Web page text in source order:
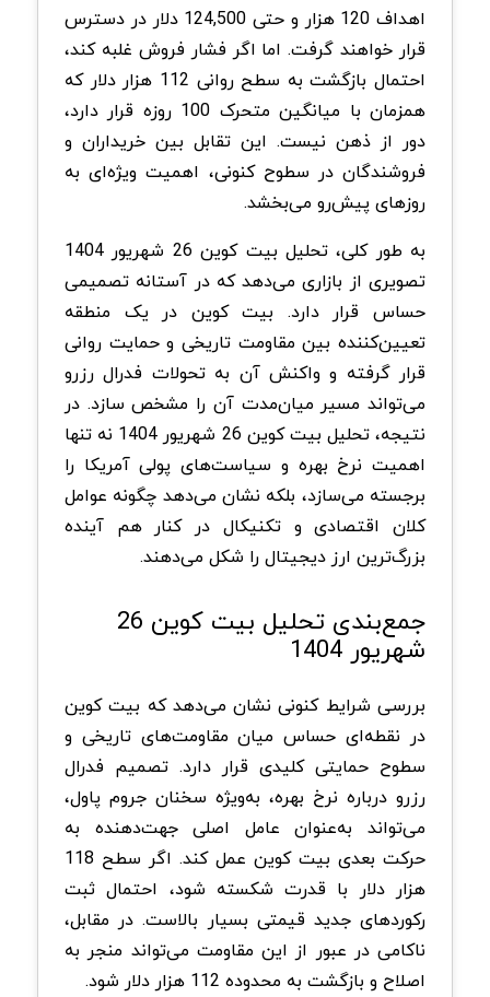
اهداف 120 هزار و حتی 124,500 دلار در دسترس
قرار خواهند گرفت. اما اگر فشار فروش غلبه کند،
احتمال بازگشت به سطح روانی 112 هزار دلار که
همزمان با میانگین متحرک 100 روزه قرار دارد،
دور از ذهن نیست. این تقابل بین خریداران و
فروشندگان در سطوح کنونی، اهمیت ویژه‌ای به
روزهای پیش‌رو می‌بخشد.
به طور کلی، تحلیل بیت کوین 26 شهریور 1404
تصویری از بازاری می‌دهد که در آستانه تصمیمی
حساس قرار دارد. بیت کوین در یک منطقه
تعیین‌کننده بین مقاومت تاریخی و حمایت روانی
قرار گرفته و واکنش آن به تحولات فدرال رزرو
می‌تواند مسیر میان‌مدت آن را مشخص سازد. در
نتیجه، تحلیل بیت کوین 26 شهریور 1404 نه تنها
اهمیت نرخ بهره و سیاست‌های پولی آمریکا را
برجسته می‌سازد، بلکه نشان می‌دهد چگونه عوامل
کلان اقتصادی و تکنیکال در کنار هم آینده
بزرگ‌ترین ارز دیجیتال را شکل می‌دهند.
جمع‌بندی تحلیل بیت کوین 26
شهریور 1404
بررسی شرایط کنونی نشان می‌دهد که بیت کوین
در نقطه‌ای حساس میان مقاومت‌های تاریخی و
سطوح حمایتی کلیدی قرار دارد. تصمیم فدرال
رزرو درباره نرخ بهره، به‌ویژه سخنان جروم پاول،
می‌تواند به‌عنوان عامل اصلی جهت‌دهنده به
حرکت بعدی بیت کوین عمل کند. اگر سطح 118
هزار دلار با قدرت شکسته شود، احتمال ثبت
رکوردهای جدید قیمتی بسیار بالاست. در مقابل،
ناکامی در عبور از این مقاومت می‌تواند منجر به
اصلاح و بازگشت به محدوده 112 هزار دلار شود.